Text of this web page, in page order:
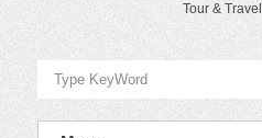
Tour &